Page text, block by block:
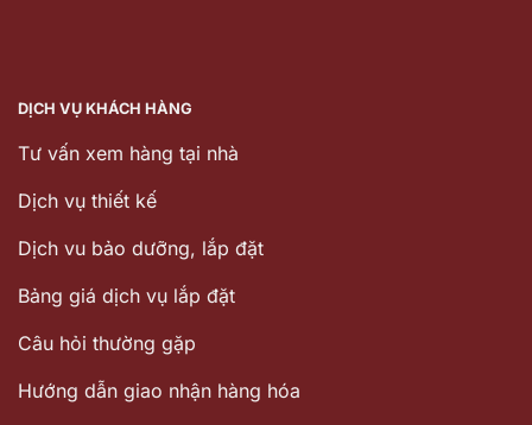
DỊCH VỤ KHÁCH HÀNG
Tư vấn xem hàng tại nhà
Dịch vụ thiết kế
Dịch vu bảo dưỡng, lắp đặt
Bảng giá dịch vụ lắp đặt
Câu hỏi thường gặp
Hướng dẫn giao nhận hàng hóa